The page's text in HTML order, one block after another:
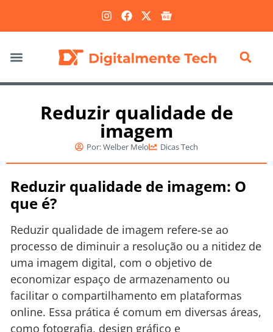
Reduzir qualidade de
imagem
Por:Welber Melo Dicas Tech
Reduzir qualidade de imagem: O
que é?
Reduzir qualidade de imagem refere-se ao
processo de diminuir a resolução ou a nitidez de
uma imagem digital, com o objetivo de
economizar espaço de armazenamento ou
facilitar o compartilhamento em plataformas
online. Essa prática é comum em diversas áreas,
como fotografia, design gráfico e